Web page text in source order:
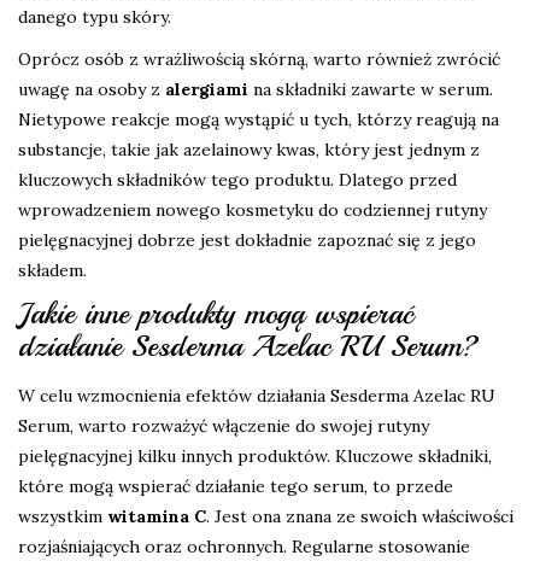
danego typu skóry.
Oprócz osób z wrażliwością skórną, warto również zwrócić
uwagę na osoby z alergiami na składniki zawarte w serum.
Nietypowe reakcje mogą wystąpić u tych, którzy reagują na
substancje, takie jak azelainowy kwas, który jest jednym z
kluczowych składników tego produktu. Dlatego przed
wprowadzeniem nowego kosmetyku do codziennej rutyny
pielęgnacyjnej dobrze jest dokładnie zapoznać się z jego
składem.
Jakie inne produkty mogą wspierać
działanie Sesderma Azelac RU Serum?
W celu wzmocnienia efektów działania Sesderma Azelac RU
Serum, warto rozważyć włączenie do swojej rutyny
pielęgnacyjnej kilku innych produktów. Kluczowe składniki,
które mogą wspierać działanie tego serum, to przede
wszystkim witamina C. Jest ona znana ze swoich właściwości
rozjaśniających oraz ochronnych. Regularne stosowanie